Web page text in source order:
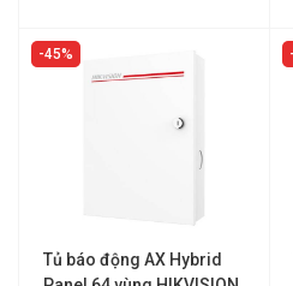
45%
Tủ báo động AX Hybrid